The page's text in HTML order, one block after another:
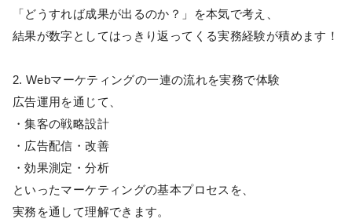
「どうすれば成果が出るのか？」を本気で考え、
結果が数字としてはっきり返ってくる実務経験が積めます！
2. Webマーケティングの一連の流れを実務で体験
広告運用を通じて、
・集客の戦略設計
・広告配信・改善
・効果測定・分析
といったマーケティングの基本プロセスを、
実務を通して理解できます。